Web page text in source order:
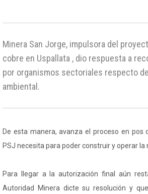
Minera San Jorge, impulsora del
cobre en Uspallata , dio respuesta a
por organismos sectoriales respecto
ambiental.
De esta manera, avanza el proceso en
PSJ necesita para poder construir y operar la
Para llegar a la autorización final aún
Autoridad Minera dicte su resolución y